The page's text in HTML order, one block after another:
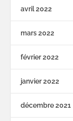
avril 2022
mars 2022
février 2022
janvier 2022
décembre 2021